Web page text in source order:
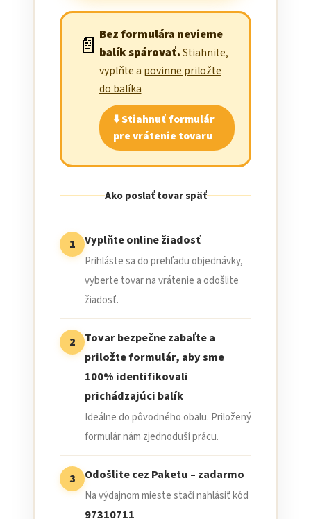
📄 Bez formulára nevieme
balík spárovať.Stiahnite,
vyplňte a povinne priložte
do balíka
⬇️ Stiahnuť formulár
pre vrátenie tovaru
Ako poslať tovar späť
1 Vyplňte online žiadosť
Prihláste sa do prehľadu objednávky,
vyberte tovar na vrátenie a odošlite
žiadosť.
2
Tovar bezpečne zabaľte a
priložte formulár, aby sme
100% identifikovali
prichádzajúci balík
Ideálne do pôvodného obalu. Priložený
formulár nám zjednoduší prácu.
3 Odošlite cez Paketu – zadarmo
Na výdajnom mieste stačí nahlásiť kód
97310711